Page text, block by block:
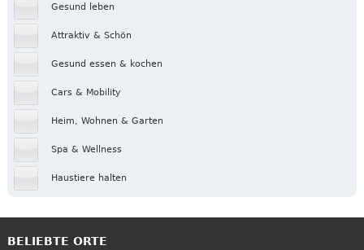
Gesund leben
Attraktiv & Schön
Gesund essen & kochen
Cars & Mobility
Heim, Wohnen & Garten
Spa & Wellness
Haustiere halten
BELIEBTE ORTE